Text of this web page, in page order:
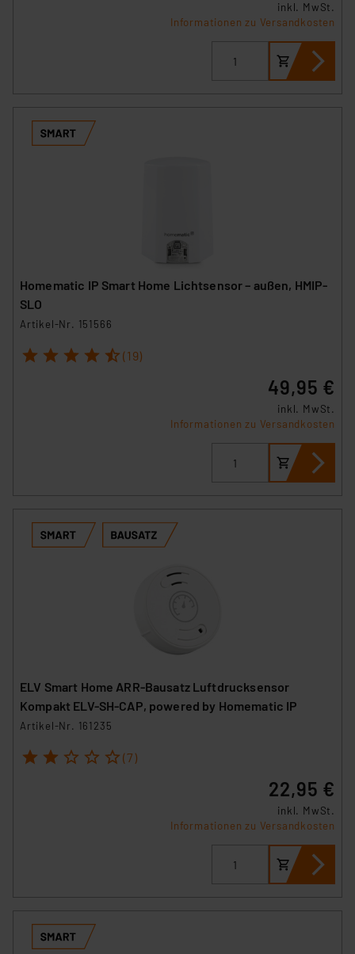
inkl. MwSt.
Informationen zu Versandkosten
Homematic IP Smart Home Lichtsensor – außen, HMIP-
SLO
Artikel-Nr. 151566
1 2 3 4 5 (19)
49,95 €
inkl. MwSt.
Informationen zu Versandkosten
ELV Smart Home ARR-Bausatz Luftdrucksensor
Kompakt ELV-SH-CAP, powered by Homematic IP
Artikel-Nr. 161235
1 2 3 4 5 (7)
22,95 €
inkl. MwSt.
Informationen zu Versandkosten